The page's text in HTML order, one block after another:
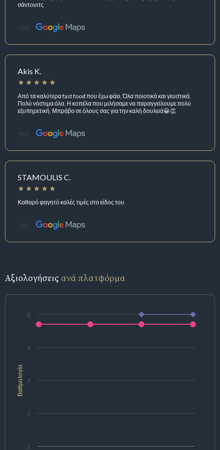
σάντουιτς
Πηγή:
Akis K.
Από τα καλύτερα fast food που έχω φάει. Όλα ποιοτικά και γευστικά.
Πολύ νόστιμα όλα. Η κοπέλα που μιλήσαμε να παραγγείλουμε πολύ
εξυπηρετική. Μπράβο σε όλους σας για την καλή δουλειά😀👏
Πηγή:
STAMOULIS C.
Καθαρό φαγητό καλές τιμές στο είδος του
Πηγή:
Αξιολογήσεις ανά πλατφόρμα
Βαθμολογία
1
2
3
4
5